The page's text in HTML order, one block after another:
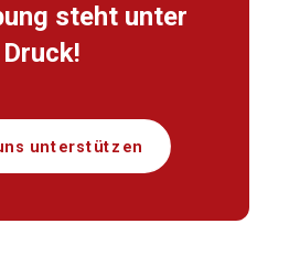
steht unter
Druck!
unterstützen